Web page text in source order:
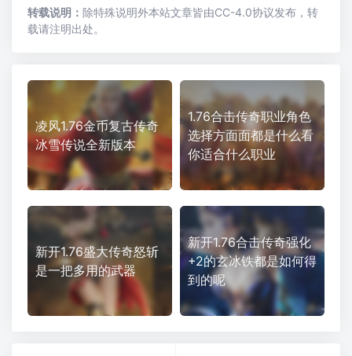
转载说明： 除特殊说明外本站文章皆由CC-4.0协议发布，转
载请注明出处。
凌风1.76金币复古传奇
冰雪传说全新版本
1.76合击传奇职业角色
选择方面面都是什么看
你适合什么职业
新开1.76盛大传奇怒斩
是一把多用的武器
新开1.76合击传奇强化
+2的玄冰铁都是如何得
到的呢